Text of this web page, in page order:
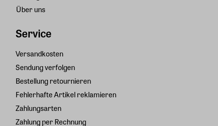
Über uns
Service
Versandkosten
Sendung verfolgen
Bestellung retournieren
Fehlerhafte Artikel reklamieren
Zahlungsarten
Zahlung per Rechnung